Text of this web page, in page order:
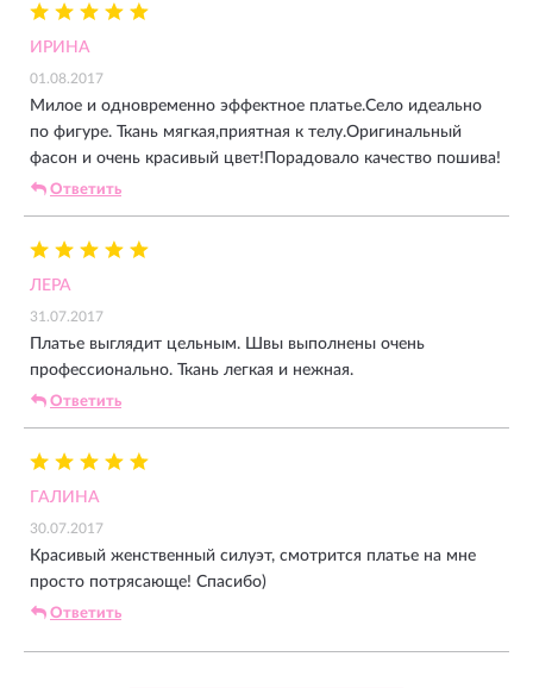
ИРИНА
01.08.2017
Милое и одновременно эффектное платье.Село идеально
по фигуре. Ткань мягкая,приятная к телу.Оригинальный
фасон и очень красивый цвет!Порадовало качество пошива!
Ответить
ЛЕРА
31.07.2017
Платье выглядит цельным. Швы выполнены очень
профессионально. Ткань легкая и нежная.
Ответить
ГАЛИНА
30.07.2017
Красивый женственный силуэт, смотрится платье на мне
просто потрясающе! Спасибо)
Ответить